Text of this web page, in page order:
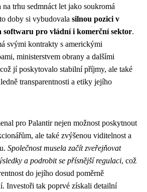
trhu sedmnáct let jako soukromá
doby si vybudovala silnou pozici v
softwaru pro vládní i komerční sektor.
svými kontrakty s americkými
ministerstvem obrany a dalšími
jí poskytovalo stabilní příjmy, ale také
transparentnosti a etiky jejího
pro Palantir nejen možnost poskytnout
ale také zvýšenou viditelnost a
Společnost musela začít zveřejňovat
a podrobit se přísnější regulaci, což
do jejího dosud poměrně
Investoři tak poprvé získali detailní